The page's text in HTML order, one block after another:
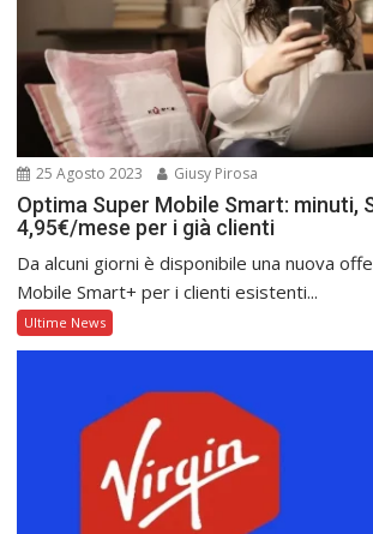
25 Agosto 2023 Giusy Pirosa
Optima Super Mobile Smart: minuti,
4,95€/mese per i già clienti
Da alcuni giorni è disponibile una nuova
Mobile Smart+ per i clienti esistenti...
Ultime News